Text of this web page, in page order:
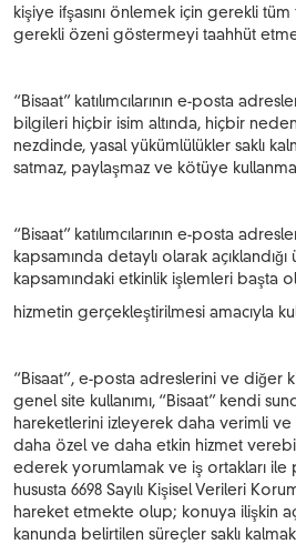
kişiye ifşasını önlemek için gerekli
gerekli özeni göstermeyi taahhüt
“Bisaat” katılımcılarının e-posta
bilgileri hiçbir isim altında, hiçbir
nezdinde, yasal yükümlülükler saklı
satmaz, paylaşmaz ve kötüye
“Bisaat” katılımcılarının e-posta
kapsamında detaylı olarak
kapsamındaki etkinlik işlemleri başta
hizmetin gerçekleştirilmesi amacıyla
“Bisaat”, e-posta adreslerini ve diğer
genel site kullanımı, “Bisaat” kendi
hareketlerini izleyerek daha verimli ve
daha özel ve daha etkin hizmet
ederek yorumlamak ve iş ortakları ile
hususta 6698 Sayılı Kişisel Verileri
hareket etmekte olup; konuya ilişkin
kanunda belirtilen süreçler saklı